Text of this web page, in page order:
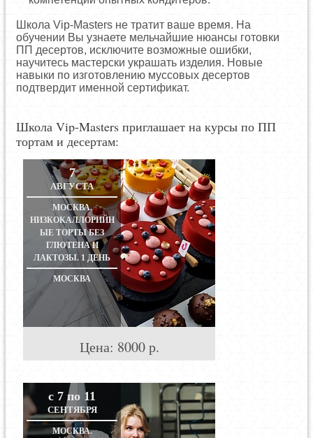
Школа Vip-Masters не тратит ваше время. На
обучении Вы узнаете мельчайшие нюансы готовки
ПП десертов, исключите возможные ошибки,
научитесь мастерски украшать изделия. Новые
навыки по изготовлению муссовых десертов
подтвердит именной сертификат.
Школа Vip-Masters приглашает на курсы по ПП
тортам и десертам:
7
АВГУСТА
МОСКВА.
НИЗКОКАЛЛОРИЙН
ЫЕ ТОРТЫ БЕЗ
ГЛЮТЕНА И
ЛАКТОЗЫ. 1 ДЕНЬ
МОСКВА
Цена: 8000 р.
с 7 по 11
СЕНТЯБРЯ
МОСКВА.